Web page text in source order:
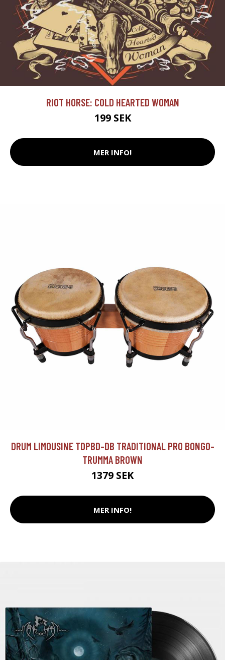
RIOT HORSE: COLD HEARTED WOMAN
199 SEK
MER INFO!
DRUM LIMOUSINE TDPBD-DB TRADITIONAL PRO BONGO-
TRUMMA BROWN
1379 SEK
MER INFO!